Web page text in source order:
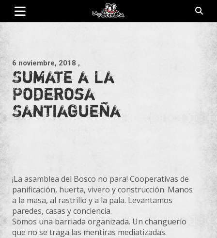
Saltar
contenido
6 noviembre, 2018 ,
Sumate a La
Poderosa
Santiagueña
¡La asamblea del Bosco no para! Cooperativas de
panificación, huerta, vivero y construcción. Manos
a la masa, al rastrillo y a la pala. Levantamos
paredes, casas y conciencia.
Somos una barriada organizada. Un changuerío
que no se traga las mentiras mediatizadas.